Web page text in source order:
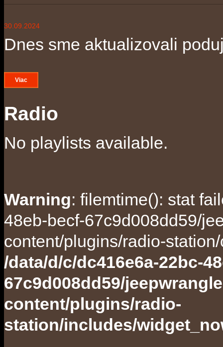
30.09.2024
Dnes sme aktualizovali
Viac
Radio
No playlists available.
Warning: filemtime(): stat
48eb-becf-67c9d008dd59/
content/plugins/radio-
/data/d/c/dc416e6a-22bc-
67c9d008dd59/
content/plugins/radio-
station/includes/